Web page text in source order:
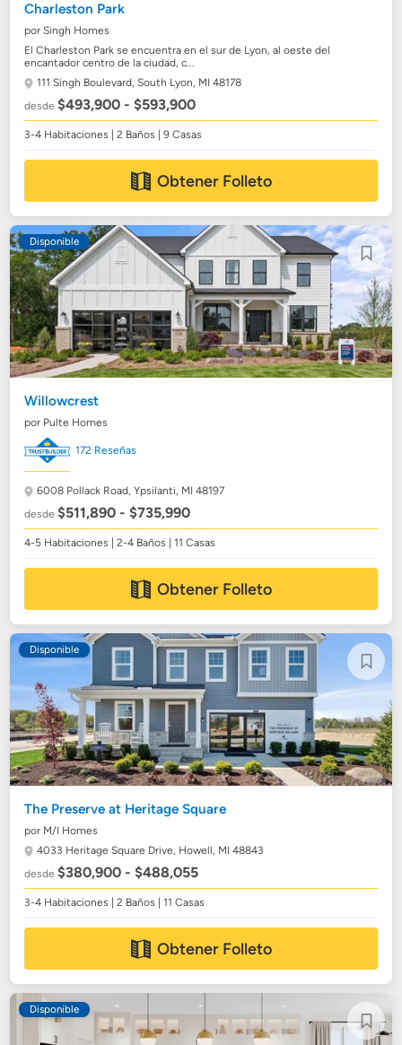
Charleston Park
por Singh Homes
El Charleston Park se encuentra en el sur de Lyon, al oeste del
encantador centro de la ciudad, c...
111 Singh Boulevard,South Lyon, MI 48178
desde$493,900 - $593,900
3-4 Habitaciones | 2 Baños | 9 Casas
Obtener Folleto
Disponible
Willowcrest
por Pulte Homes
172 Reseñas
6008 Pollack Road,Ypsilanti, MI 48197
desde$511,890 - $735,990
4-5 Habitaciones | 2-4 Baños | 11 Casas
Obtener Folleto
Disponible
The Preserve at Heritage Square
por M/I Homes
4033 Heritage Square Drive, Howell, MI 48843
desde$380,900 - $488,055
3-4 Habitaciones | 2 Baños | 11 Casas
Obtener Folleto
Disponible